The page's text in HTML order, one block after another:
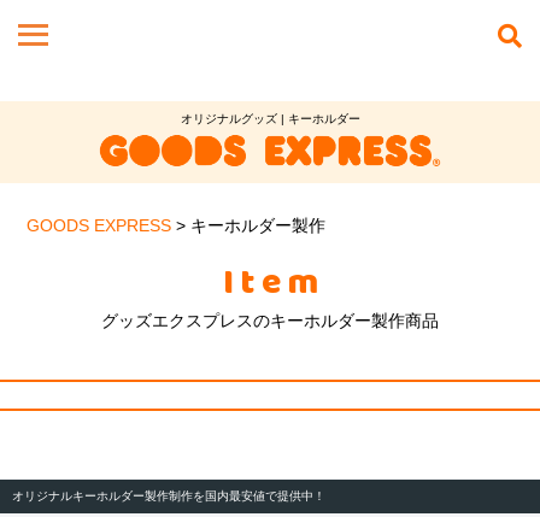
オリジナルグッズ | キーホルダー
GOODS EXPRESS > キーホルダー製作
Item
グッズエクスプレスのキーホルダー製作商品
オリジナルキーホルダー製作制作を国内最安値で提供中！